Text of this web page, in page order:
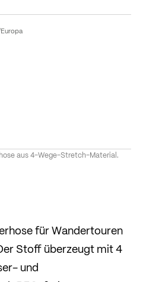
aus 4-Wege-Stretch-Material.
für Wandertouren
Stoff überzeugt mit 4
und